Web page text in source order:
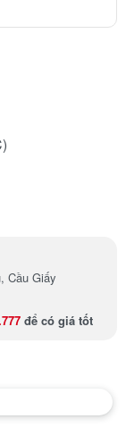
Cầu Giấy
để có giá tốt